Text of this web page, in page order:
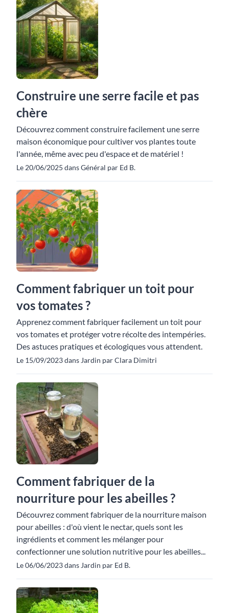
Construire une serre facile et pas
chère
Découvrez comment construire facilement une serre
maison économique pour cultiver vos plantes toute
l'année, même avec peu d'espace et de matériel !
Le 20/06/2025 dans Général par Ed B.
Comment fabriquer un toit pour
vos tomates ?
Apprenez comment fabriquer facilement un toit pour
vos tomates et protéger votre récolte des intempéries.
Des astuces pratiques et écologiques vous attendent.
Le 15/09/2023 dans Jardin par Clara Dimitri
Comment fabriquer de la
nourriture pour les abeilles ?
Découvrez comment fabriquer de la nourriture maison
pour abeilles : d'où vient le nectar, quels sont les
ingrédients et comment les mélanger pour
confectionner une solution nutritive pour les abeilles...
Le 06/06/2023 dans Jardin par Ed B.